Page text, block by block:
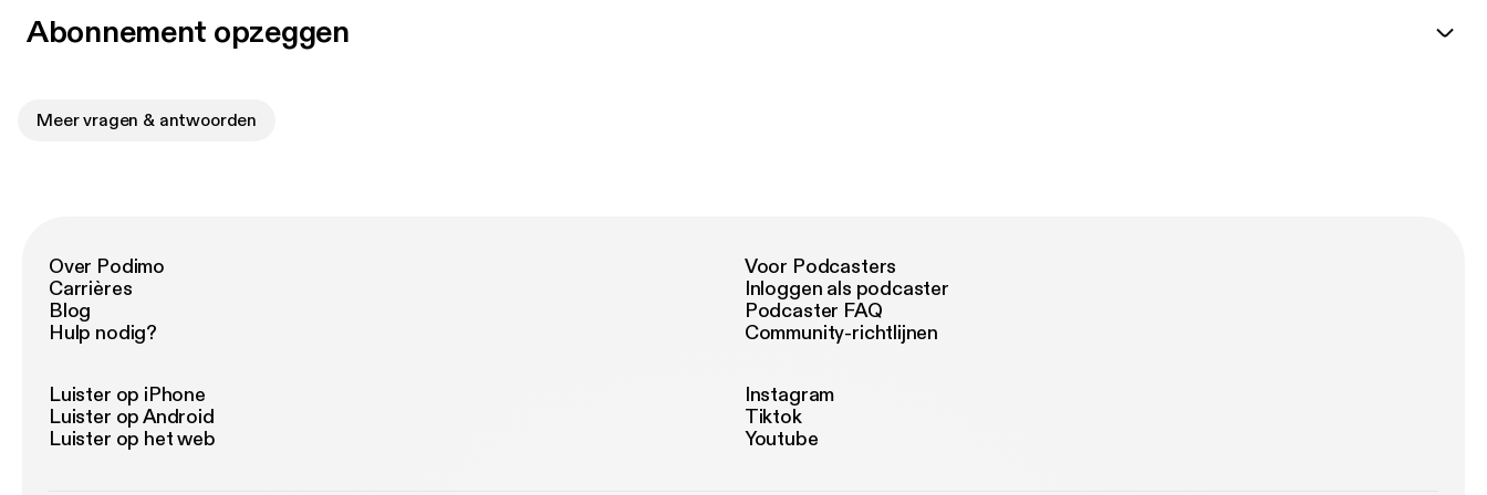
Abonnement opzeggen
Meer vragen & antwoorden
Over Podimo
Carrières
Blog
Hulp nodig?
Voor Podcasters
Inloggen als podcaster
Podcaster FAQ
Community-richtlijnen
Luister op iPhone
Luister op Android
Luister op het web
Instagram
Tiktok
Youtube